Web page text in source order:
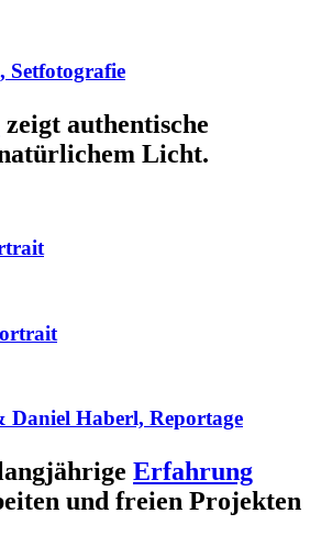
Setfotografie
zeigt authentische
Licht.
Haberl, Reportage
Erfahrung
und freien Projekten